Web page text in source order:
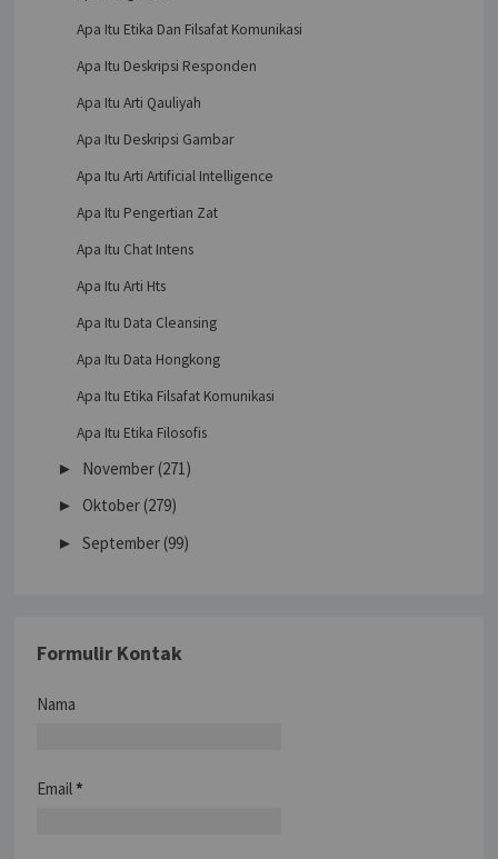
Apa Itu Etika Dan Filsafat Komunikasi
Apa Itu Deskripsi Responden
Apa Itu Arti Qauliyah
Apa Itu Deskripsi Gambar
Apa Itu Arti Artificial Intelligence
Apa Itu Pengertian Zat
Apa Itu Chat Intens
Apa Itu Arti Hts
Apa Itu Data Cleansing
Apa Itu Data Hongkong
Apa Itu Etika Filsafat Komunikasi
Apa Itu Etika Filosofis
► November (271)
► Oktober (279)
►September (99)
Formulir Kontak
Nama
Email*